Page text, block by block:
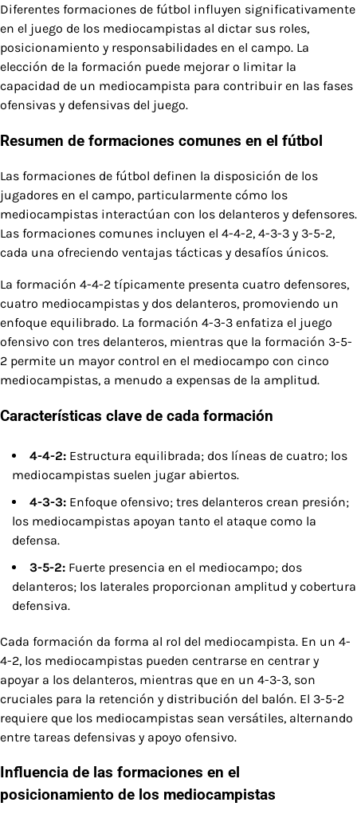
Diferentes formaciones de fútbol influyen significativamente
en el juego de los mediocampistas al dictar sus roles,
posicionamiento y responsabilidades en el campo. La
elección de la formación puede mejorar o limitar la
capacidad de un mediocampista para contribuir en las fases
ofensivas y defensivas del juego.
Resumen de formaciones comunes en el fútbol
Las formaciones de fútbol definen la disposición de los
jugadores en el campo, particularmente cómo los
mediocampistas interactúan con los delanteros y defensores.
Las formaciones comunes incluyen el 4-4-2, 4-3-3 y 3-5-2,
cada una ofreciendo ventajas tácticas y desafíos únicos.
La formación 4-4-2 típicamente presenta cuatro defensores,
cuatro mediocampistas y dos delanteros, promoviendo un
enfoque equilibrado. La formación 4-3-3 enfatiza el juego
ofensivo con tres delanteros, mientras que la formación 3-5-
2 permite un mayor control en el mediocampo con cinco
mediocampistas, a menudo a expensas de la amplitud.
Características clave de cada formación
4-4-2: Estructura equilibrada; dos líneas de cuatro; los
mediocampistas suelen jugar abiertos.
4-3-3: Enfoque ofensivo; tres delanteros crean presión;
los mediocampistas apoyan tanto el ataque como la
defensa.
3-5-2: Fuerte presencia en el mediocampo; dos
delanteros; los laterales proporcionan amplitud y cobertura
defensiva.
Cada formación da forma al rol del mediocampista. En un 4-
4-2, los mediocampistas pueden centrarse en centrar y
apoyar a los delanteros, mientras que en un 4-3-3, son
cruciales para la retención y distribución del balón. El 3-5-2
requiere que los mediocampistas sean versátiles, alternando
entre tareas defensivas y apoyo ofensivo.
Influencia de las formaciones en el
posicionamiento de los mediocampistas